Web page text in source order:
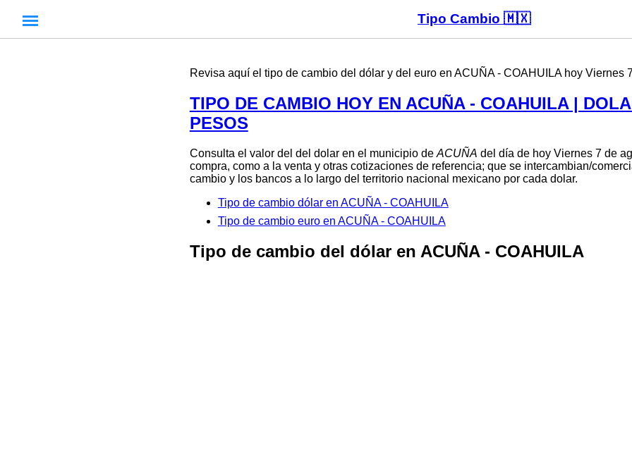
Tipo Cambio 🇲🇽
Revisa aquí el tipo de cambio del dólar y del euro en ACUÑA - COAHUILA hoy Viernes
TIPO DE CAMBIO HOY EN ACUÑA - COAHUILA |
PESOS
Consulta el valor del del dolar en el municipio de ACUÑA del día de hoy Viernes 7 de
compra, como a la venta y otras cotizaciones de referencia; que se intercambian/
cambio y los bancos a lo largo del territorio nacional mexicano por cada dolar.
Tipo de cambio dólar en ACUÑA - COAHUILA
Tipo de cambio euro en ACUÑA - COAHUILA
Tipo de cambio del dólar en ACUÑA - COAHUILA